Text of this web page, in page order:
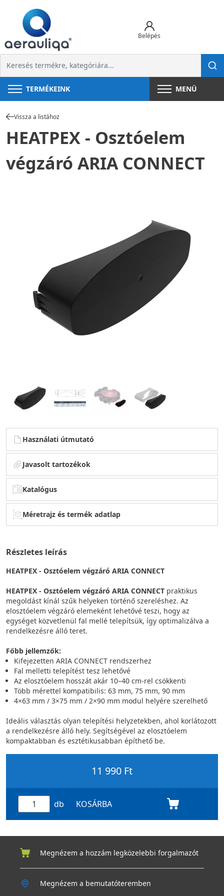
Belépés
TERMÉKEINK MENÜ
Vissza a listához
HEATPEX - Osztóelem
végzáró ARIA CONNECT
Használati útmutató
Javasolt tartozékok
Katalógus
Méretrajz és termék adatlap
Részletes leírás
HEATPEX - Osztóelem végzáró ARIA CONNECT
HEATPEX - Osztóelem végzáró ARIA CONNECT praktikus
megoldást kínál szűk helyeken történő szereléshez. Az
elosztóelem végzáró elemeként lehetővé teszi, hogy az
egységet közvetlenül fal mellé telepítsük, így optimalizálva a
rendelkezésre álló teret.
Főbb jellemzők:
Kifejezetten ARIA CONNECT rendszerhez
Fal melletti telepítést tesz lehetővé
Az elosztóelem hosszát akár 10–40 cm-rel csökkenti
Több mérettel kompatibilis: 63 mm, 75 mm, 90 mm
4×63 mm / 3×75 mm / 2×90 mm modul helyére szerelhető
Ideális választás olyan telepítési helyzetekben, ahol korlátozott
a rendelkezésre álló hely. Segítségével az elosztóelem
kompaktabban és esztétikusabban építhető be.
11 990 Ft
db KOSÁRBA
Megnézem a hozzám legközelebbi forgalmazót
Megnézem a bemutatóteremben